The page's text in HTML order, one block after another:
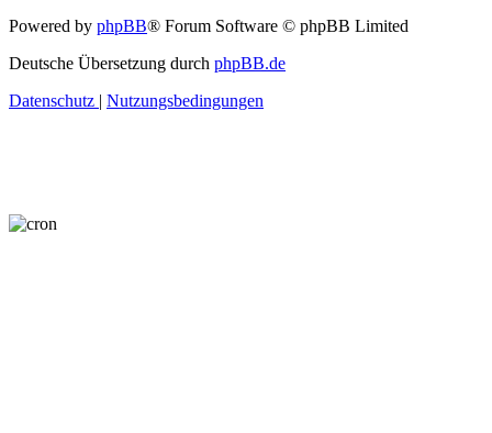
Powered by phpBB® Forum Software © phpBB Limited
Deutsche Übersetzung durch phpBB.de
Datenschutz | Nutzungsbedingungen